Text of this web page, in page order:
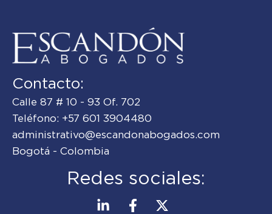
Contacto:
Calle 87 # 10 - 93 Of. 702
Teléfono: +57 601 3904480
administrativo@escandonabogados.com
Bogotá - Colombia
Redes sociales: